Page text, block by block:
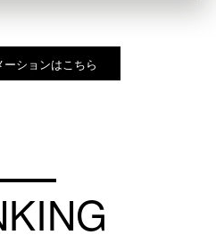
ーションはこちら